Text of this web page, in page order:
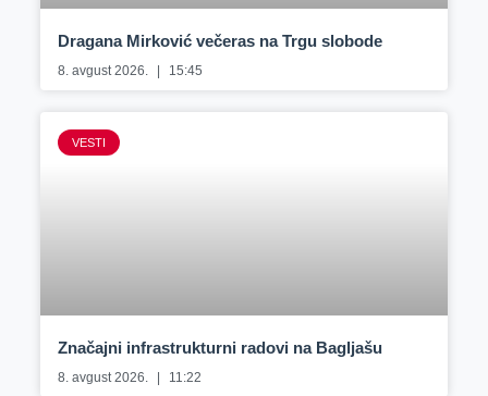
Dragana Mirković večeras na Trgu slobode
8. avgust 2026. 15:45
VESTI
Značajni infrastrukturni radovi na Bagljašu
8. avgust 2026. 11:22